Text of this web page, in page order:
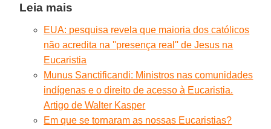
Leia mais
EUA: pesquisa revela que maioria dos católicos
não acredita na ''presença real'' de Jesus na
Eucaristia
Munus Sanctificandi: Ministros nas comunidades
indígenas e o direito de acesso à Eucaristia.
Artigo de Walter Kasper
Em que se tornaram as nossas Eucaristias?